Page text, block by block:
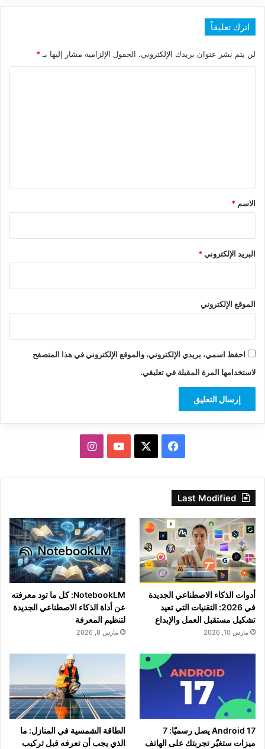
اترك تعليقاً
لن يتم نشر عنوان بريدك الإلكتروني. الحقول الإلزامية مشار إليها بـ *
*
الاسم *
البريد الإلكتروني*
الموقع الإلكتروني
احفظ اسمي، بريدي الإلكتروني، والموقع الإلكتروني في هذا المتصفح
لاستخدامها المرة المقبلة في تعليقي.
فيسبوك ‫YouTubeانستقرام
Last Modified
أدوات الذكاء الاصطناعي الجديدة
في 2026: التقنيات التي تعيد
تشكيل مستقبل العمل والإبداع
مارس 10, 2026
NotebookLM: كل ما تود معرفته
عن أداة الذكاء الاصطناعي الجديدة
لتنظيم المعرفة
مارس 8, 2026
Android 17 يصل رسميًا: 7
ميزات ستغيّر تجربتك على الهاتف
الطاقة الشمسية في المنازل: ما
الذي يجب أن تعرفه قبل تركيب